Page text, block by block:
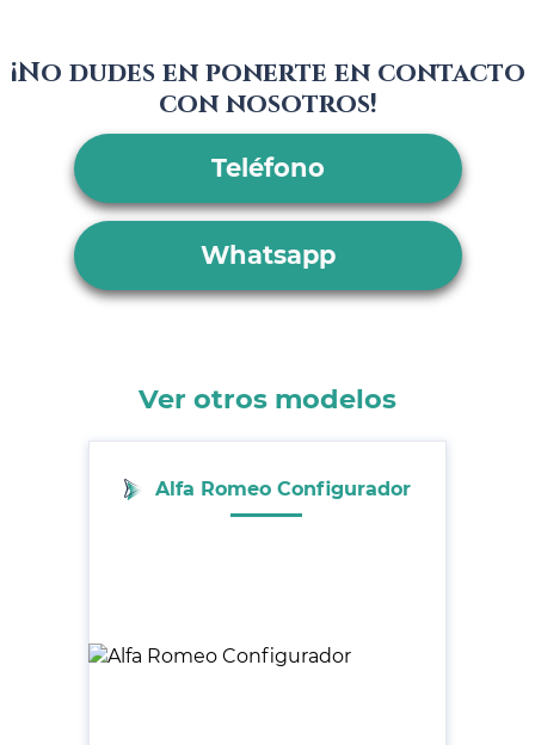
¡No dudes en ponerte en contacto
con nosotros!
Teléfono
Whatsapp
Ver otros modelos
Alfa Romeo Configurador